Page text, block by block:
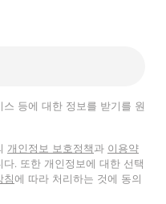
등에 대한 정보를 받기를 원
개인정보 보호정책 과 이용약
. 또한 개인정보에 대한 선택
침에 따라 처리하는 것에 동의